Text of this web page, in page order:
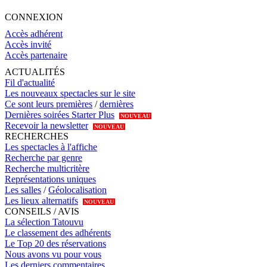
CONNEXION
Accès adhérent
Accès invité
Accès partenaire
ACTUALITÉS
Fil d'actualité
Les nouveaux spectacles sur le site
Ce sont leurs premières /dernières
Dernières soirées Starter Plus
NOUVEAU
Recevoir la newsletter NOUVEAU
RECHERCHES
Les spectacles à l'affiche
Recherche par genre
Recherche multicritère
Représentations uniques
Les salles /Géolocalisation
Les lieux alternatifs
NOUVEAU
CONSEILS / AVIS
La sélection Tatouvu
Le classement des adhérents
Le Top 20 des réservations
Nous avons vu pour vous